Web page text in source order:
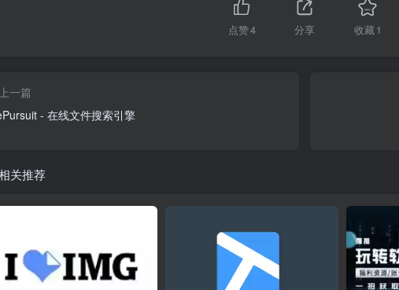
点赞4 分享 收藏1
一篇
- 在线文件搜索引擎
关推荐